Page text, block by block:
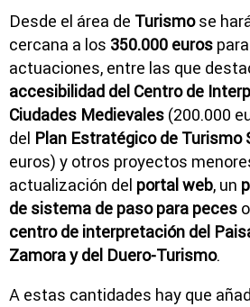
Desde el área de Turismose
cercana a los 350.000 euros
actuaciones, entre las que
accesibilidad del Centro de
Ciudades Medievales (200.000
del Plan Estratégico de Turismo
euros) y otros proyectos
actualización del portal web, un
de sistema de paso para peces
centro de interpretación del
Zamora y del Duero-Turismo.
A estas cantidades hay que